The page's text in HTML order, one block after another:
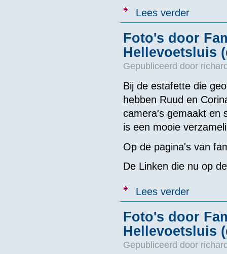
Lees verderover Dèlenn
Foto's door
Hellevoetsluis
Gepubliceerd door
Bij de estafette die
hebben Ruud en
camera's gemaakt en
is een mooie
Op de pagina's van
De Linken die nu op
Lees verderover Foto's
Foto's door
Hellevoetsluis
Gepubliceerd door